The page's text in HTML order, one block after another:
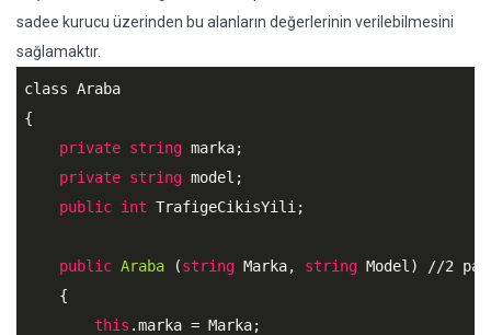
sadee kurucu üzerinden bu alanların değerlerinin verilebilmesini
sağlamaktır.
class Araba
{
private string marka;
private string model;
public int TrafigeCikisYili;
public Araba (string Marka, string Model) //2
    {
this .marka = Marka;